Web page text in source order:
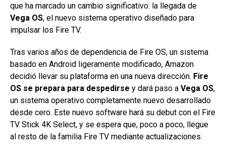
que ha marcado un cambio significativo: la llegada de
Vega OS, el nuevo sistema operativo diseñado para
impulsar los Fire TV.
Tras varios años de dependencia de Fire OS, un sistema
basado en Android ligeramente modificado, Amazon
decidió llevar su plataforma en una nueva dirección. Fire
OS se prepara para despedirse y dará paso a Vega OS,
un sistema operativo completamente nuevo desarrollado
desde cero. Este nuevo software hará su debut con el Fire
TV Stick 4K Select, y se espera que, poco a poco, llegue
al resto de la familia Fire TV mediante actualizaciones.